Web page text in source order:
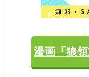
漫画「狼